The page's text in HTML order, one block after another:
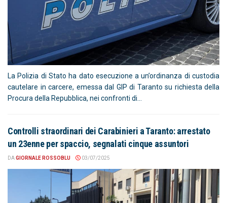
La Polizia di Stato ha dato esecuzione a un’ordinanza di custodia
cautelare in carcere, emessa dal GIP di Taranto su richiesta della
Procura della Repubblica, nei confronti di...
Controlli straordinari dei Carabinieri a Taranto: arrestato
un 23enne per spaccio, segnalati cinque assuntori
DAGIORNALE ROSSOBLU 03/07/2025